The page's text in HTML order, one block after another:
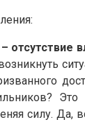
Это
силу.